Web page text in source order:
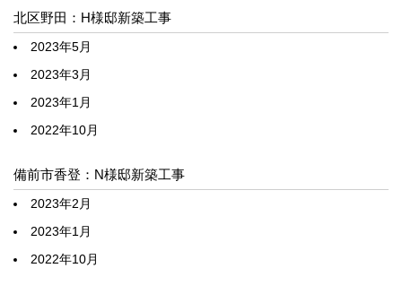
北区野田：H様邸新築工事
2023年5月
2023年3月
2023年1月
2022年10月
備前市香登：N様邸新築工事
2023年2月
2023年1月
2022年10月